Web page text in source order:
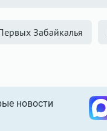
Забайкалья
новости